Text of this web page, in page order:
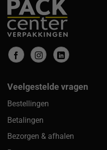
Veelgestelde vragen
Bestellingen
Betalingen
Bezorgen & afhalen